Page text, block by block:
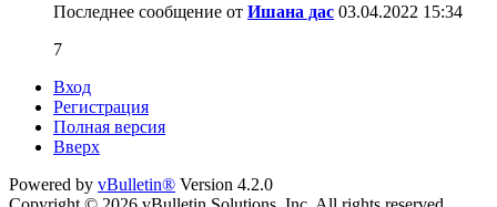
Последнее сообщение от Ишана дас 03.04.2022 15:34
7
Вход
Регистрация
Полная версия
Вверх
Powered by vBulletin® Version 4.2.0